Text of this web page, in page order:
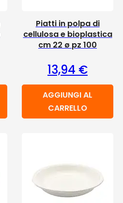
Piatti in polpa di
cellulosa e bioplastica
cm 22 ø pz 100
13,94 €
AGGIUNGI AL
CARRELLO